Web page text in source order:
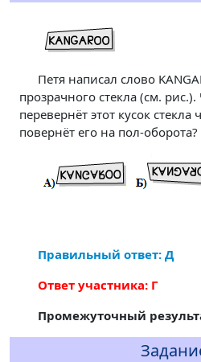
Петя написал слово
прозрачного стекла (см.
перевернёт этот кусок
повернёт его на пол-оборота?
Правильный ответ: Д
Ответ участника: Г
Промежуточный